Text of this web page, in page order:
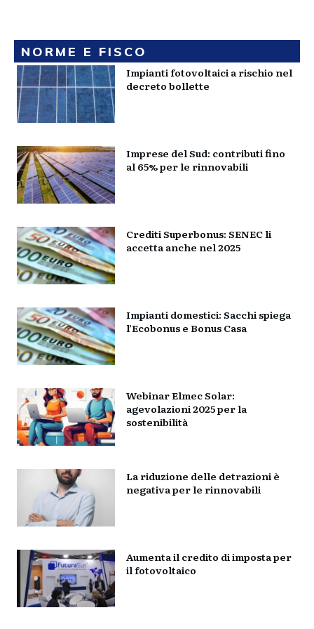
NORME E FISCO
Impianti fotovoltaici a rischio nel
decreto bollette
Imprese del Sud: contributi fino
al 65% per le rinnovabili
Crediti Superbonus: SENEC li
accetta anche nel 2025
Impianti domestici: Sacchi spiega
l’Ecobonus e Bonus Casa
Webinar Elmec Solar:
agevolazioni 2025 per la
sostenibilità
La riduzione delle detrazioni è
negativa per le rinnovabili
Aumenta il credito di imposta per
il fotovoltaico